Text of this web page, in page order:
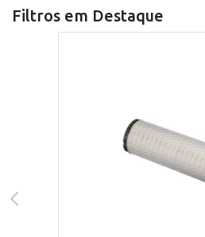
Filtros em Destaque